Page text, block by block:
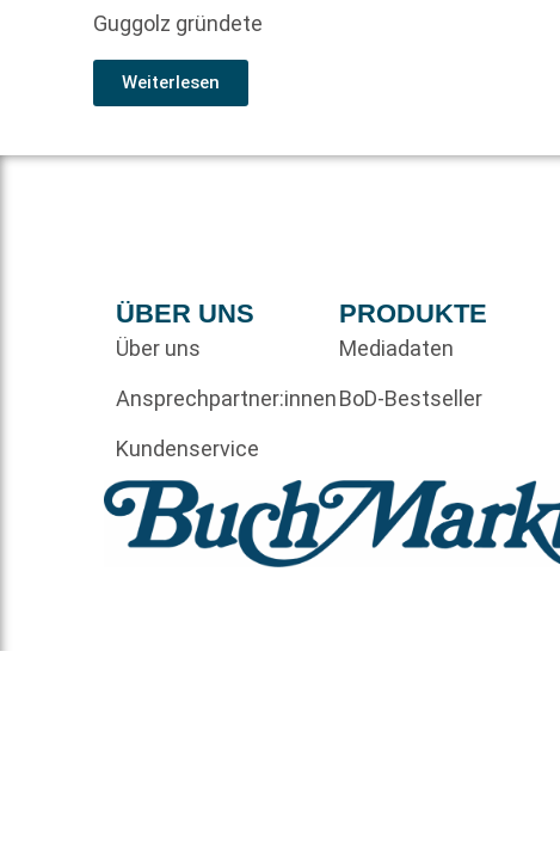
Guggolz gründete
Weiterlesen
ÜBER UNS
Über uns
Ansprechpartner:innen
Kundenservice
PRODUKTE
Mediadaten
BoD-Bestseller